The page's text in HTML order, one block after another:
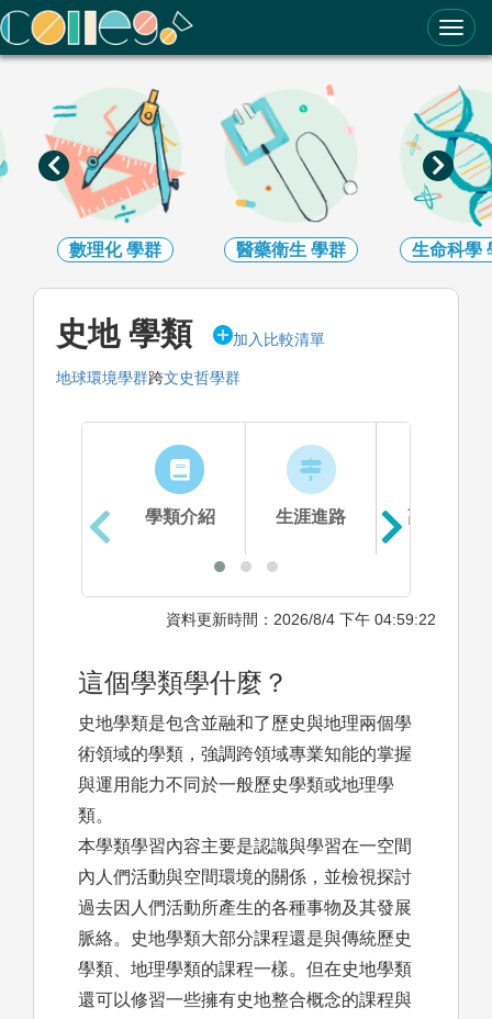
ColleGo! 大學選才與高中育才輔助系統
數理化學群 醫藥衛生 學群 生命科學
史地 學類 加入比較清單
地球環境學群跨文史哲學群
學類介紹 生涯進路 高中準備
資料更新時間：2026/8/4 下午 04:59:22
這個學類學什麼？
史地學類是包含並融和了歷史與地理兩個學
術領域的學類，強調跨領域專業知能的掌握
與運用能力不同於一般歷史學類或地理學
類。
本學類學習內容主要是認識與學習在一空間
內人們活動與空間環境的關係，並檢視探討
過去因人們活動所產生的各種事物及其發展
脈絡。史地學類大部分課程還是與傳統歷史
學類、地理學類的課程一樣。但在史地學類
還可以修習一些擁有史地整合概念的課程與